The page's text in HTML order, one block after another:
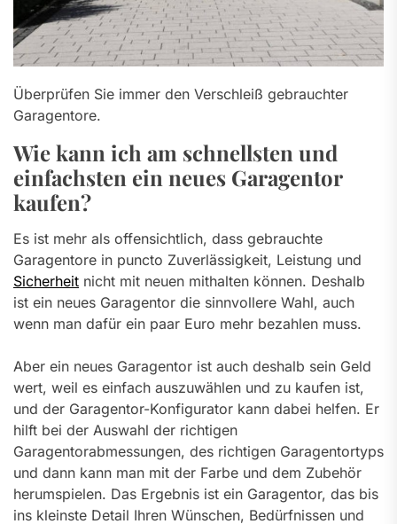
Überprüfen Sie immer den Verschleiß gebrauchter
Garagentore.
Wie kann ich am schnellsten und
einfachsten ein neues Garagentor
kaufen?
Es ist mehr als offensichtlich, dass gebrauchte
Garagentore in puncto Zuverlässigkeit, Leistung und
Sicherheit nicht mit neuen mithalten können. Deshalb
ist ein neues Garagentor die sinnvollere Wahl, auch
wenn man dafür ein paar Euro mehr bezahlen muss.
Aber ein neues Garagentor ist auch deshalb sein Geld
wert, weil es einfach auszuwählen und zu kaufen ist,
und der Garagentor-Konfigurator kann dabei helfen. Er
hilft bei der Auswahl der richtigen
Garagentorabmessungen, des richtigen Garagentortyps
und dann kann man mit der Farbe und dem Zubehör
herumspielen. Das Ergebnis ist ein Garagentor, das bis
ins kleinste Detail Ihren Wünschen, Bedürfnissen und